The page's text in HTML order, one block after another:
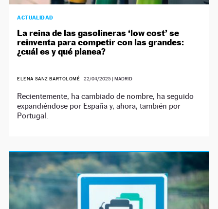
ACTUALIDAD
La reina de las gasolineras ‘low cost’ se
reinventa para competir con las grandes:
¿cuál es y qué planea?
ELENA SANZ BARTOLOMÉ | 22/04/2025| MADRID
Recientemente, ha cambiado de nombre, ha seguido
expandiéndose por España y, ahora, también por
Portugal.